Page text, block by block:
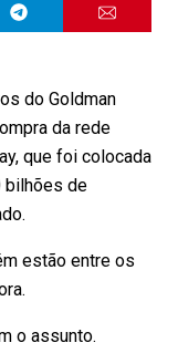
do Goldman
da rede
que foi colocada
bilhões de
estão entre os
o assunto.